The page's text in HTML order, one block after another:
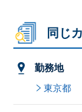
同じ
勤務地
東京都